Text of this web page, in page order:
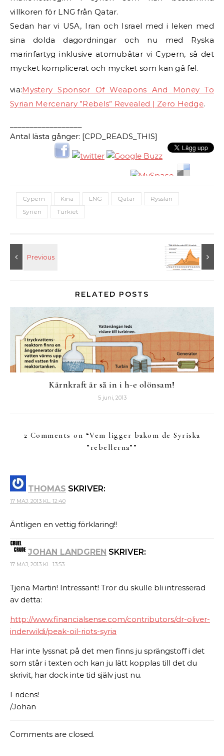
villkoren för LNG från Qatar.
Sedan har vi USA, Iran och Israel med i leken med
sina dolda dagordningar och nu med Ryska
marinfartyg inklusive atomubåtar vi Cypern, så det
mycket komplicerat och mycket som kan gå fel.
via:Mystery Sponsor Of Weapons And Money To
Syrian Mercenary ”Rebels” Revealed | Zero Hedge.
Antal lästa gånger: [CPD_READS_THIS]
Cypern Kina LNG Qatar
Rysslan
Syrien
Turkiet
RELATED POSTS
Kärnkraft är så in i h-e olönsam!
5 juni, 2013
2 Comments on “Vem ligger bakom de Syriska
”rebellerna” ”
THOMAS SKRIVER:
17 MAJ, 2013 KL. 12:40
Äntligen en vettig förklaring!!
JOHAN LANDGREN SKRIVER:
17 MAJ, 2013 KL. 13:53
Tjena Martin! Intressant! Tror du skulle bli intresserad
av detta:
http://www.financialsense.com/contributors/dr-oliver-
inderwildi/peak-oil-riots-syria
Har inte lyssnat på det men finns ju sprängstoff i det
som står i texten och kan ju lätt kopplas till det du
skrivit, har dock inte tid själv just nu.
Fridens!
/Johan
Comments are closed.